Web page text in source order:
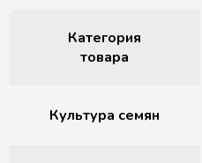
Категория
товара
Культура семян